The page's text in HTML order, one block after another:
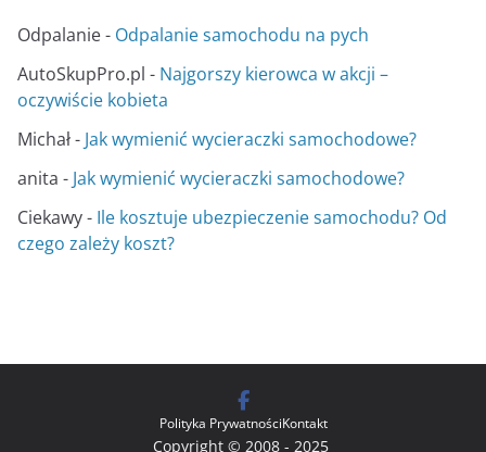
Odpalanie- Odpalanie samochodu na pych
AutoSkupPro.pl - Najgorszy kierowca w akcji –
oczywiście kobieta
Michał- Jak wymienić wycieraczki samochodowe?
anita - Jak wymienić wycieraczki samochodowe?
Ciekawy- Ile kosztuje ubezpieczenie samochodu? Od
czego zależy koszt?
Polityka PrywatnościKontakt
Copyright © 2008 - 2025